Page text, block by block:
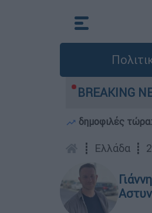
BREAKING
στην Ελλάδα -
δημοφιλές τώρα:
┋ Ελλάδα ┋